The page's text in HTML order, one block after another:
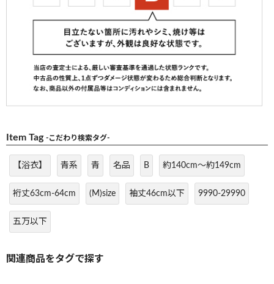
Item Tag -こだわり検索タグ-
【浴衣】 青系 青 名品 B 約140cm～約149cm
裄丈63cm-64cm (M)size 袖丈46cm以下 9990-29990
五万以下